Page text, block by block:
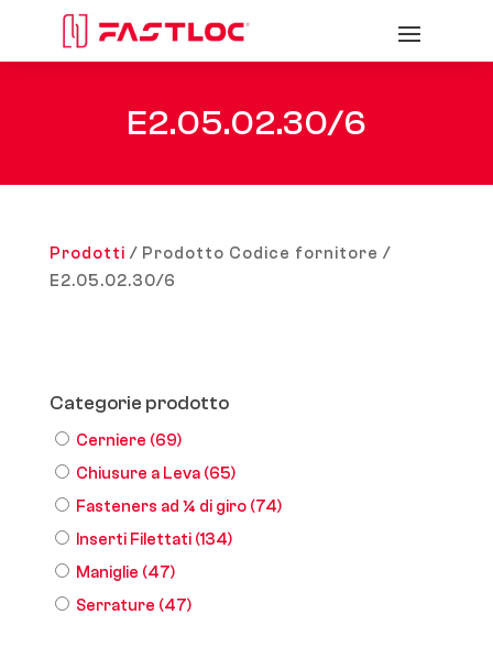
E2.05.02.30/6
Prodotti / Prodotto Codice fornitore /
E2.05.02.30/6
Categorie prodotto
Cerniere (69)
Chiusure a Leva (65)
Fasteners ad ¼ di giro (74)
Inserti Filettati (134)
Maniglie (47)
Serrature (47)